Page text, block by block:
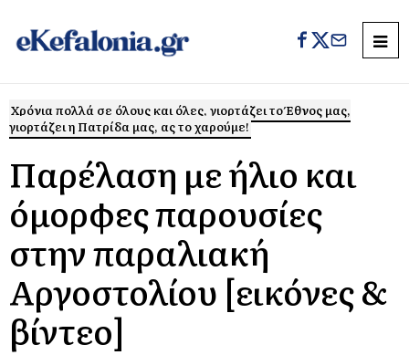
Χρόνια πολλά σε όλους και όλες, γιορτάζει το Έθνος μας,
γιορτάζει η Πατρίδα μας, ας το χαρούμε!
Παρέλαση με ήλιο και
όμορφες παρουσίες
στην παραλιακή
Αργοστολίου [εικόνες &
βίντεο]